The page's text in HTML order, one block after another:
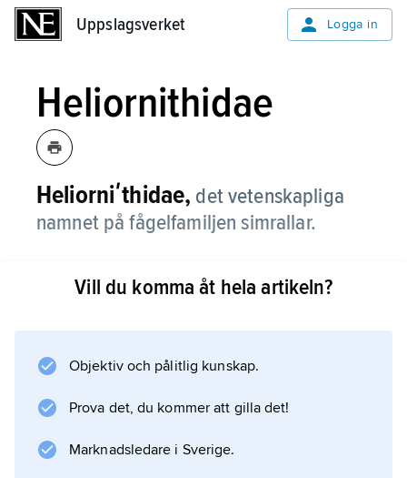
Uppslagsverket Logga in
Heliornithidae
Heliorniʹthidae, det vetenskapliga
namnet på fågelfamiljen simrallar.
Vill du komma åt hela artikeln?
Objektiv och pålitlig kunskap.
Prova det, du kommer att gilla det!
Marknadsledare i Sverige.